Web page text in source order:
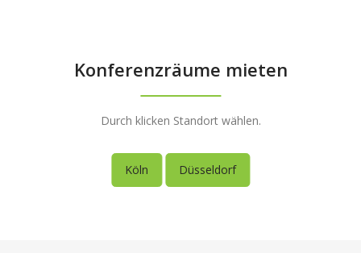
Konferenzräume mieten
Durch klicken Standort wählen.
Köln Düsseldorf